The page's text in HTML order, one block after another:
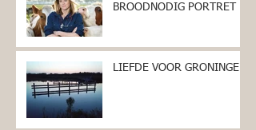
BROODNODIG PORTRET
LIEFDE VOOR GRONINGEN